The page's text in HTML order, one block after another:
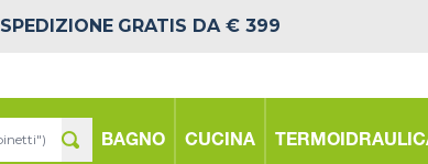
SPEDIZIONE GRATIS DA € 399
BAGNO CUCINA